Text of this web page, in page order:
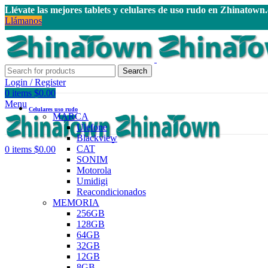
Llévate las mejores tablets y celulares de uso rudo en
Llámanos
Search
Login / Register
0 items $0.00
Menu
0 items $0.00
Celulares uso rudo
MARCA
Ulefone
Blackview
CAT
SONIM
Motorola
Umidigi
Reacondicionados
MEMORIA
256GB
128GB
64GB
32GB
12GB